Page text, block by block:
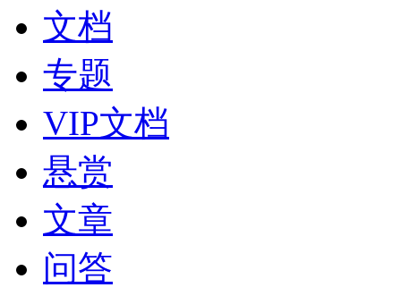
文档
专题
VIP文档
悬赏
文章
问答